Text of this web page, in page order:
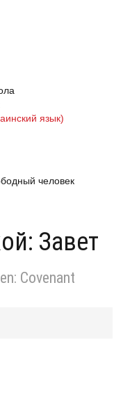
Завет
Covenant
язык)
человек